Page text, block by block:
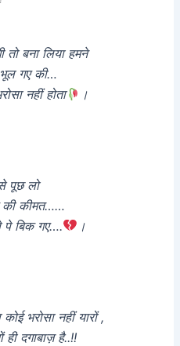
तो बना लिया हमने
गए की…
नहीं होता
।
पूछ लो
कीमत……
पे बिक गए….
।
भरोसा नहीं यारों ,
ही दगाबाज़ है..!!